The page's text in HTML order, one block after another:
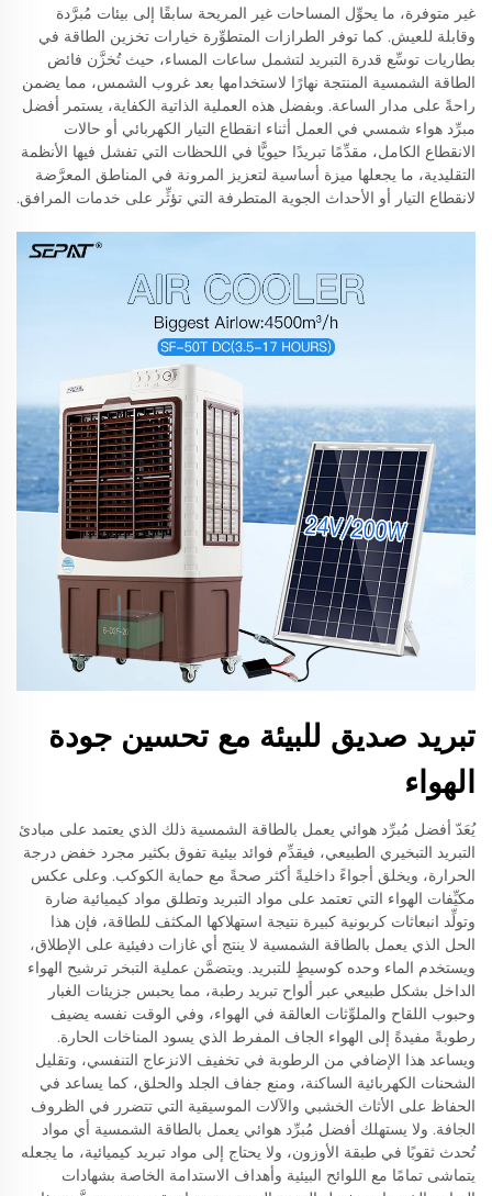
غير متوفرة، ما يحوِّل المساحات غير المريحة سابقًا إلى بيئات مُبرَّدة
وقابلة للعيش. كما توفر الطرازات المتطوِّرة خيارات تخزين الطاقة في
بطاريات توسِّع قدرة التبريد لتشمل ساعات المساء، حيث تُخزَّن فائض
الطاقة الشمسية المنتجة نهارًا لاستخدامها بعد غروب الشمس، مما يضمن
راحةً على مدار الساعة. وبفضل هذه العملية الذاتية الكفاية، يستمر أفضل
مبرِّد هواء شمسي في العمل أثناء انقطاع التيار الكهربائي أو حالات
الانقطاع الكامل، مقدِّمًا تبريدًا حيويًّا في اللحظات التي تفشل فيها الأنظمة
التقليدية، ما يجعلها ميزة أساسية لتعزيز المرونة في المناطق المعرَّضة
لانقطاع التيار أو الأحداث الجوية المتطرفة التي تؤثِّر على خدمات المرافق.
تبريد صديق للبيئة مع تحسين جودة
الهواء
يُعَدّ أفضل مُبرِّد هوائي يعمل بالطاقة الشمسية ذلك الذي يعتمد على مبادئ
التبريد التبخيري الطبيعي، فيقدِّم فوائد بيئية تفوق بكثير مجرد خفض درجة
الحرارة، ويخلق أجواءً داخليةً أكثر صحةً مع حماية الكوكب. وعلى عكس
مكيِّفات الهواء التي تعتمد على مواد التبريد وتطلق مواد كيميائية ضارة
وتولِّد انبعاثات كربونية كبيرة نتيجة استهلاكها المكثف للطاقة، فإن هذا
الحل الذي يعمل بالطاقة الشمسية لا ينتج أي غازات دفيئية على الإطلاق،
ويستخدم الماء وحده كوسيطٍ للتبريد. ويتضمَّن عملية التبخر ترشيح الهواء
الداخل بشكل طبيعي عبر ألواح تبريد رطبة، مما يحبس جزيئات الغبار
وحبوب اللقاح والملوِّثات العالقة في الهواء، وفي الوقت نفسه يضيف
رطوبةً مفيدةً إلى الهواء الجاف المفرط الذي يسود المناخات الحارة.
ويساعد هذا الإضافي من الرطوبة في تخفيف الانزعاج التنفسي، وتقليل
الشحنات الكهربائية الساكنة، ومنع جفاف الجلد والحلق، كما يساعد في
الحفاظ على الأثاث الخشبي والآلات الموسيقية التي تتضرر في الظروف
الجافة. ولا يستهلك أفضل مُبرِّد هوائي يعمل بالطاقة الشمسية أي مواد
تُحدث ثقوبًا في طبقة الأوزون، ولا يحتاج إلى مواد تبريد كيميائية، ما يجعله
يتماشى تمامًا مع اللوائح البيئية وأهداف الاستدامة الخاصة بشهادات